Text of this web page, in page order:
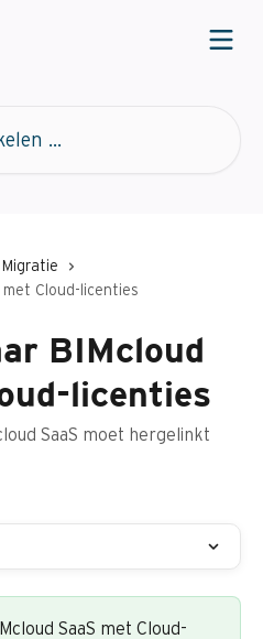
Migratie
met Cloud-licenties
BIMcloud
licenties
SaaS moet hergelinkt
SaaS met Cloud-